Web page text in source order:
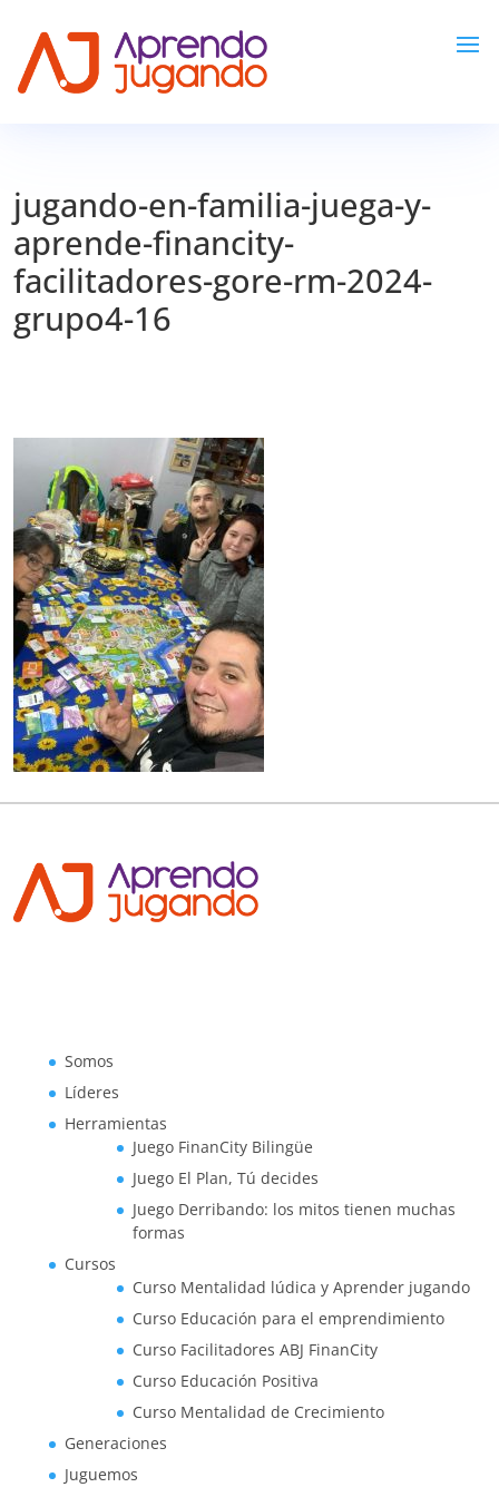
jugando-en-familia-juega-y-
aprende-financity-
facilitadores-gore-rm-2024-
grupo4-16
Somos
Líderes
Herramientas
Juego FinanCity Bilingüe
Juego El Plan, Tú decides
Juego Derribando: los mitos tienen muchas
formas
Cursos
Curso Mentalidad lúdica y Aprender jugando
Curso Educación para el emprendimiento
Curso Facilitadores ABJ FinanCity
Curso Educación Positiva
Curso Mentalidad de Crecimiento
Generaciones
Juguemos